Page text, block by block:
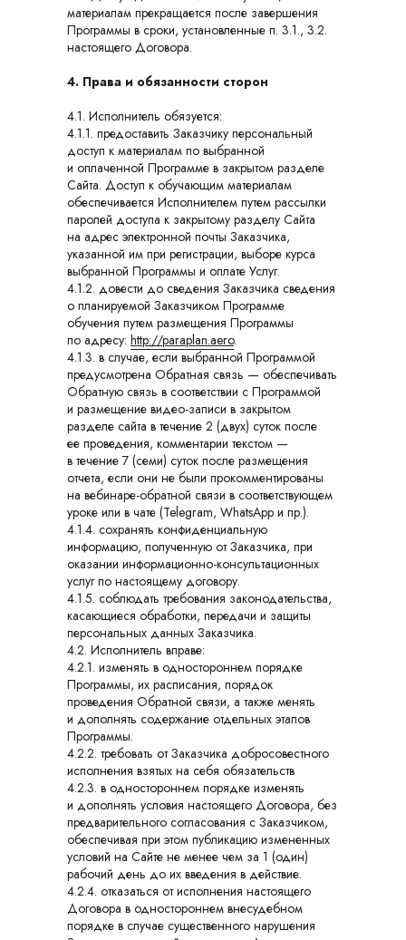
материалам прекращается после завершения
Программы в сроки, установленные п. 3.1., 3.2.
настоящего Договора.
4. Права и обязанности сторон
4.1. Исполнитель обязуется:
4.1.1. предоставить Заказчику персональный
доступ к материалам по выбранной
и оплаченной Программе в закрытом разделе
Сайта. Доступ к обучающим материалам
обеспечивается Исполнителем путем рассылки
паролей доступа к закрытому разделу Сайта
на адрес электронной почты Заказчика,
указанной им при регистрации, выборе курса
выбранной Программы и оплате Услуг.
4.1.2. довести до сведения Заказчика сведения
о планируемой Заказчиком Программе
обучения путем размещения Программы
по адресу: http://paraplan.aero.
4.1.3. в случае, если выбранной Программой
предусмотрена Обратная связь — обеспечивать
Обратную связь в соответствии с Программой
и размещение видео-записи в закрытом
разделе сайта в течение 2 (двух) суток после
ее проведения, комментарии текстом —
в течение 7 (семи) суток после размещения
отчета, если они не были прокомментированы
на вебинаре-обратной связи в соответствующем
уроке или в чате (Telegram, WhatsApp и пр.).
4.1.4. сохранять конфиденциальную
информацию, полученную от Заказчика, при
оказании информационно-консультационных
услуг по настоящему договору.
4.1.5. соблюдать требования законодательства,
касающиеся обработки, передачи и защиты
персональных данных Заказчика.
4.2. Исполнитель вправе:
4.2.1. изменять в одностороннем порядке
Программы, их расписания, порядок
проведения Обратной связи, а также менять
и дополнять содержание отдельных этапов
Программы.
4.2.2. требовать от Заказчика добросовестного
исполнения взятых на себя обязательств
4.2.3. в одностороннем порядке изменять
и дополнять условия настоящего Договора, без
предварительного согласования с Заказчиком,
обеспечивая при этом публикацию измененных
условий на Сайте не менее чем за 1 (один)
рабочий день до их введения в действие.
4.2.4. отказаться от исполнения настоящего
Договора в одностороннем внесудебном
порядке в случае существенного нарушения